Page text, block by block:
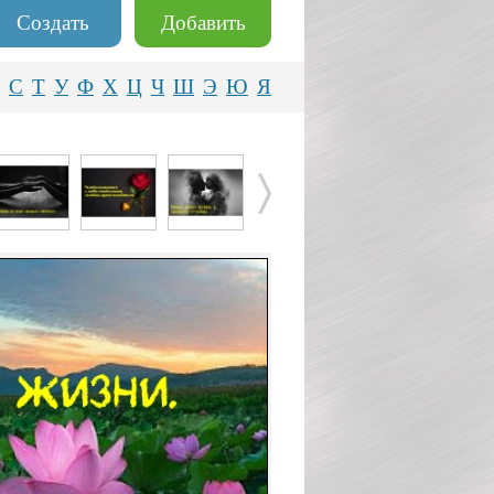
Добавить
Создать
С Т У Ф Х Ц Ч Ш Э Ю Я